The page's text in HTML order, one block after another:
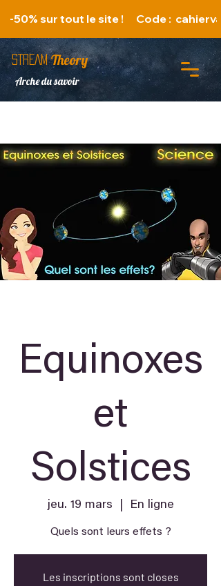
-50% sur tout le site !      Code :
STREAM Theory
Arche du savoir
Equinoxes
et
Solstices
jeu. 19 mars En ligne
Quels sont leurs effets ?
Les inscriptions sont closes